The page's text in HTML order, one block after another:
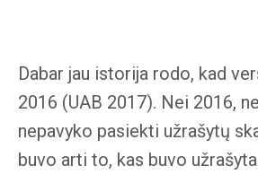
Dabar jau istorija rodo, kad
2016 (UAB 2017). Nei 2016,
nepavyko pasiekti užrašytų
buvo arti to, kas buvo